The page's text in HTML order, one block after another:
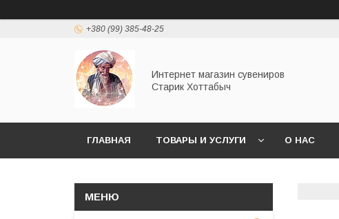
+380 (99) 385-48-25
Интернет магазин сувениров
Старик Хоттабыч
ГЛАВНАЯ ТОВАРЫ И УСЛУГИ О НАС